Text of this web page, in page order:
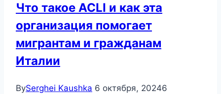
Что такое ACLI и как эта
организация помогает
мигрантам и гражданам
Италии
BySerghei Kaushka 6 октября, 20246